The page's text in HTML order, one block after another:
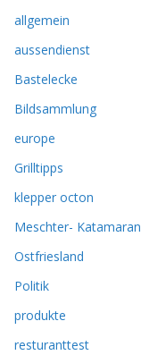
allgemein
aussendienst
Bastelecke
Bildsammlung
europe
Grilltipps
klepper octon
Meschter- Katamaran
Ostfriesland
Politik
produkte
resturanttest